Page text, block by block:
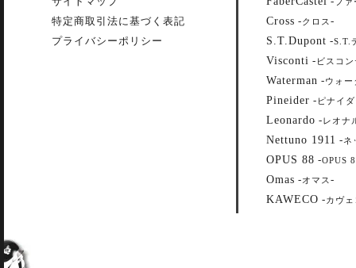
特定商取引法に基づく表記
プライバシーポリシー
Cross -クロス -
S.T.Dupont -S.T.
Visconti - ビスコ
Waterman -ウォー
Pineider - ピナイ
Leonardo -レオナ
Nettuno 1911 -ネ
OPUS 88 -OPUS
Omas -オマス -
KAWECO -カヴェ